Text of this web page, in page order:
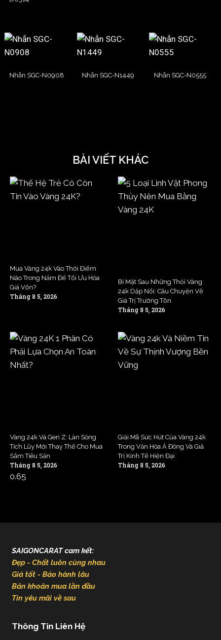
Nhẫn SGC-N0908 Nhẫn SGC-N1449 Nhẫn SGC-N0555
BÀI VIẾT KHÁC
Mua Vàng 24k Vào Thời Điểm
Nào Trong Năm Để Tối Ưu Hóa
Giá Vốn?
Tháng 8 5, 2026
Bí Mật Sau Những Thỏi Vàng
24k Dập Nổi: Câu Chuyện Về
Giá Trị Trường Tồn
Tháng 8 5, 2026
Vàng 24k Và Gen Z: Làn Sóng
Tích Lũy Mới Thay Thế Cho Mua
Sắm Tiêu Sản
Tháng 8 5, 2026
Giải Mã Sức Hút Của Vàng 24k
Trong Văn Hóa Á Đông Và Giá
Trị Kinh Tế Hiện Đại
Tháng 8 5, 2026
SAIGONCARAT cam kết:
Đẹp - Chất luôn cùng nhau
Giá tốt - Bảo hành lâu
Băn khoăn mua lần đầu
Tin yêu mãi về sau
Thông Tin Liên Hệ